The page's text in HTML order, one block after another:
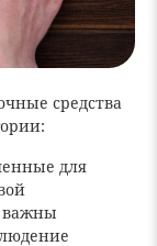
средства
для
важны